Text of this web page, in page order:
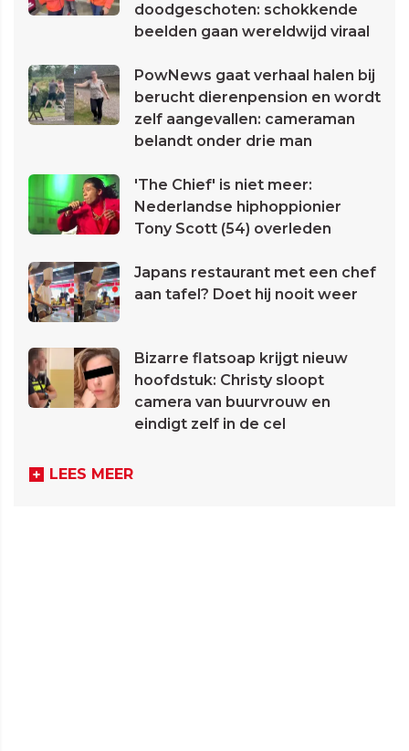
doodgeschoten: schokkende
beelden gaan wereldwijd viraal
PowNews gaat verhaal halen bij
berucht dierenpension en wordt
zelf aangevallen: cameraman
belandt onder drie man
'The Chief' is niet meer:
Nederlandse hiphoppionier
Tony Scott (54) overleden
Japans restaurant met een chef
aan tafel? Doet hij nooit weer
Bizarre flatsoap krijgt nieuw
hoofdstuk: Christy sloopt
camera van buurvrouw en
eindigt zelf in de cel
LEES MEER